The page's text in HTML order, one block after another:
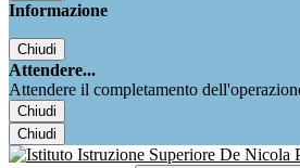
Informazione
Chiudi
Attendere...
Attendere il completamento
Chiudi
Chiudi